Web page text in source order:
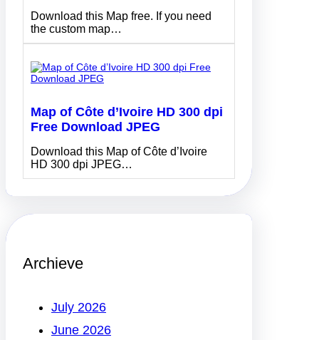
Download this Map free. If you need
the custom map…
Map of Côte d’Ivoire HD 300 dpi
Free Download JPEG
Download this Map of Côte d’Ivoire
HD 300 dpi JPEG…
Archieve
July 2026
June 2026